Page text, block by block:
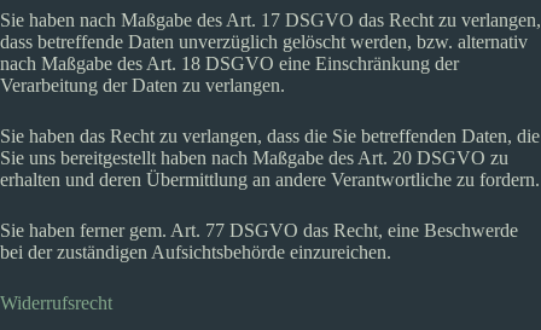
Sie haben nach Maßgabe des Art. 17 DSGVO das Recht zu verlangen,
dass betreffende Daten unverzüglich gelöscht werden, bzw. alternativ
nach Maßgabe des Art. 18 DSGVO eine Einschränkung der
Verarbeitung der Daten zu verlangen.
Sie haben das Recht zu verlangen, dass die Sie betreffenden Daten, die
Sie uns bereitgestellt haben nach Maßgabe des Art. 20 DSGVO zu
erhalten und deren Übermittlung an andere Verantwortliche zu fordern.
Sie haben ferner gem. Art. 77 DSGVO das Recht, eine Beschwerde
bei der zuständigen Aufsichtsbehörde einzureichen.
Widerrufsrecht